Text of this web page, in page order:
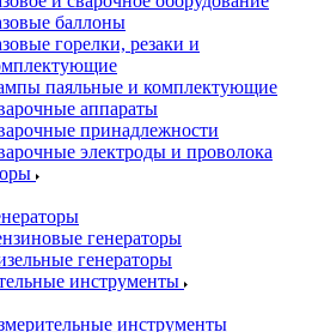
баллоны
горелки, резаки и
паяльные и комплектующие
аппараты
принадлежности
электроды и проволока
генераторы
генераторы
инструменты
инструменты